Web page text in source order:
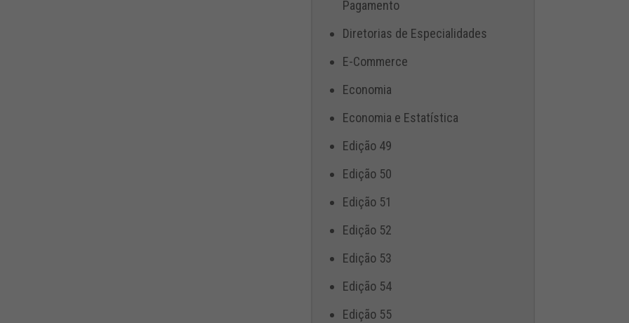
Pagamento
Diretorias de Especialidades
E-Commerce
Economia
Economia e Estatística
Edição 49
Edição 50
Edição 51
Edição 52
Edição 53
Edição 54
Edição 55